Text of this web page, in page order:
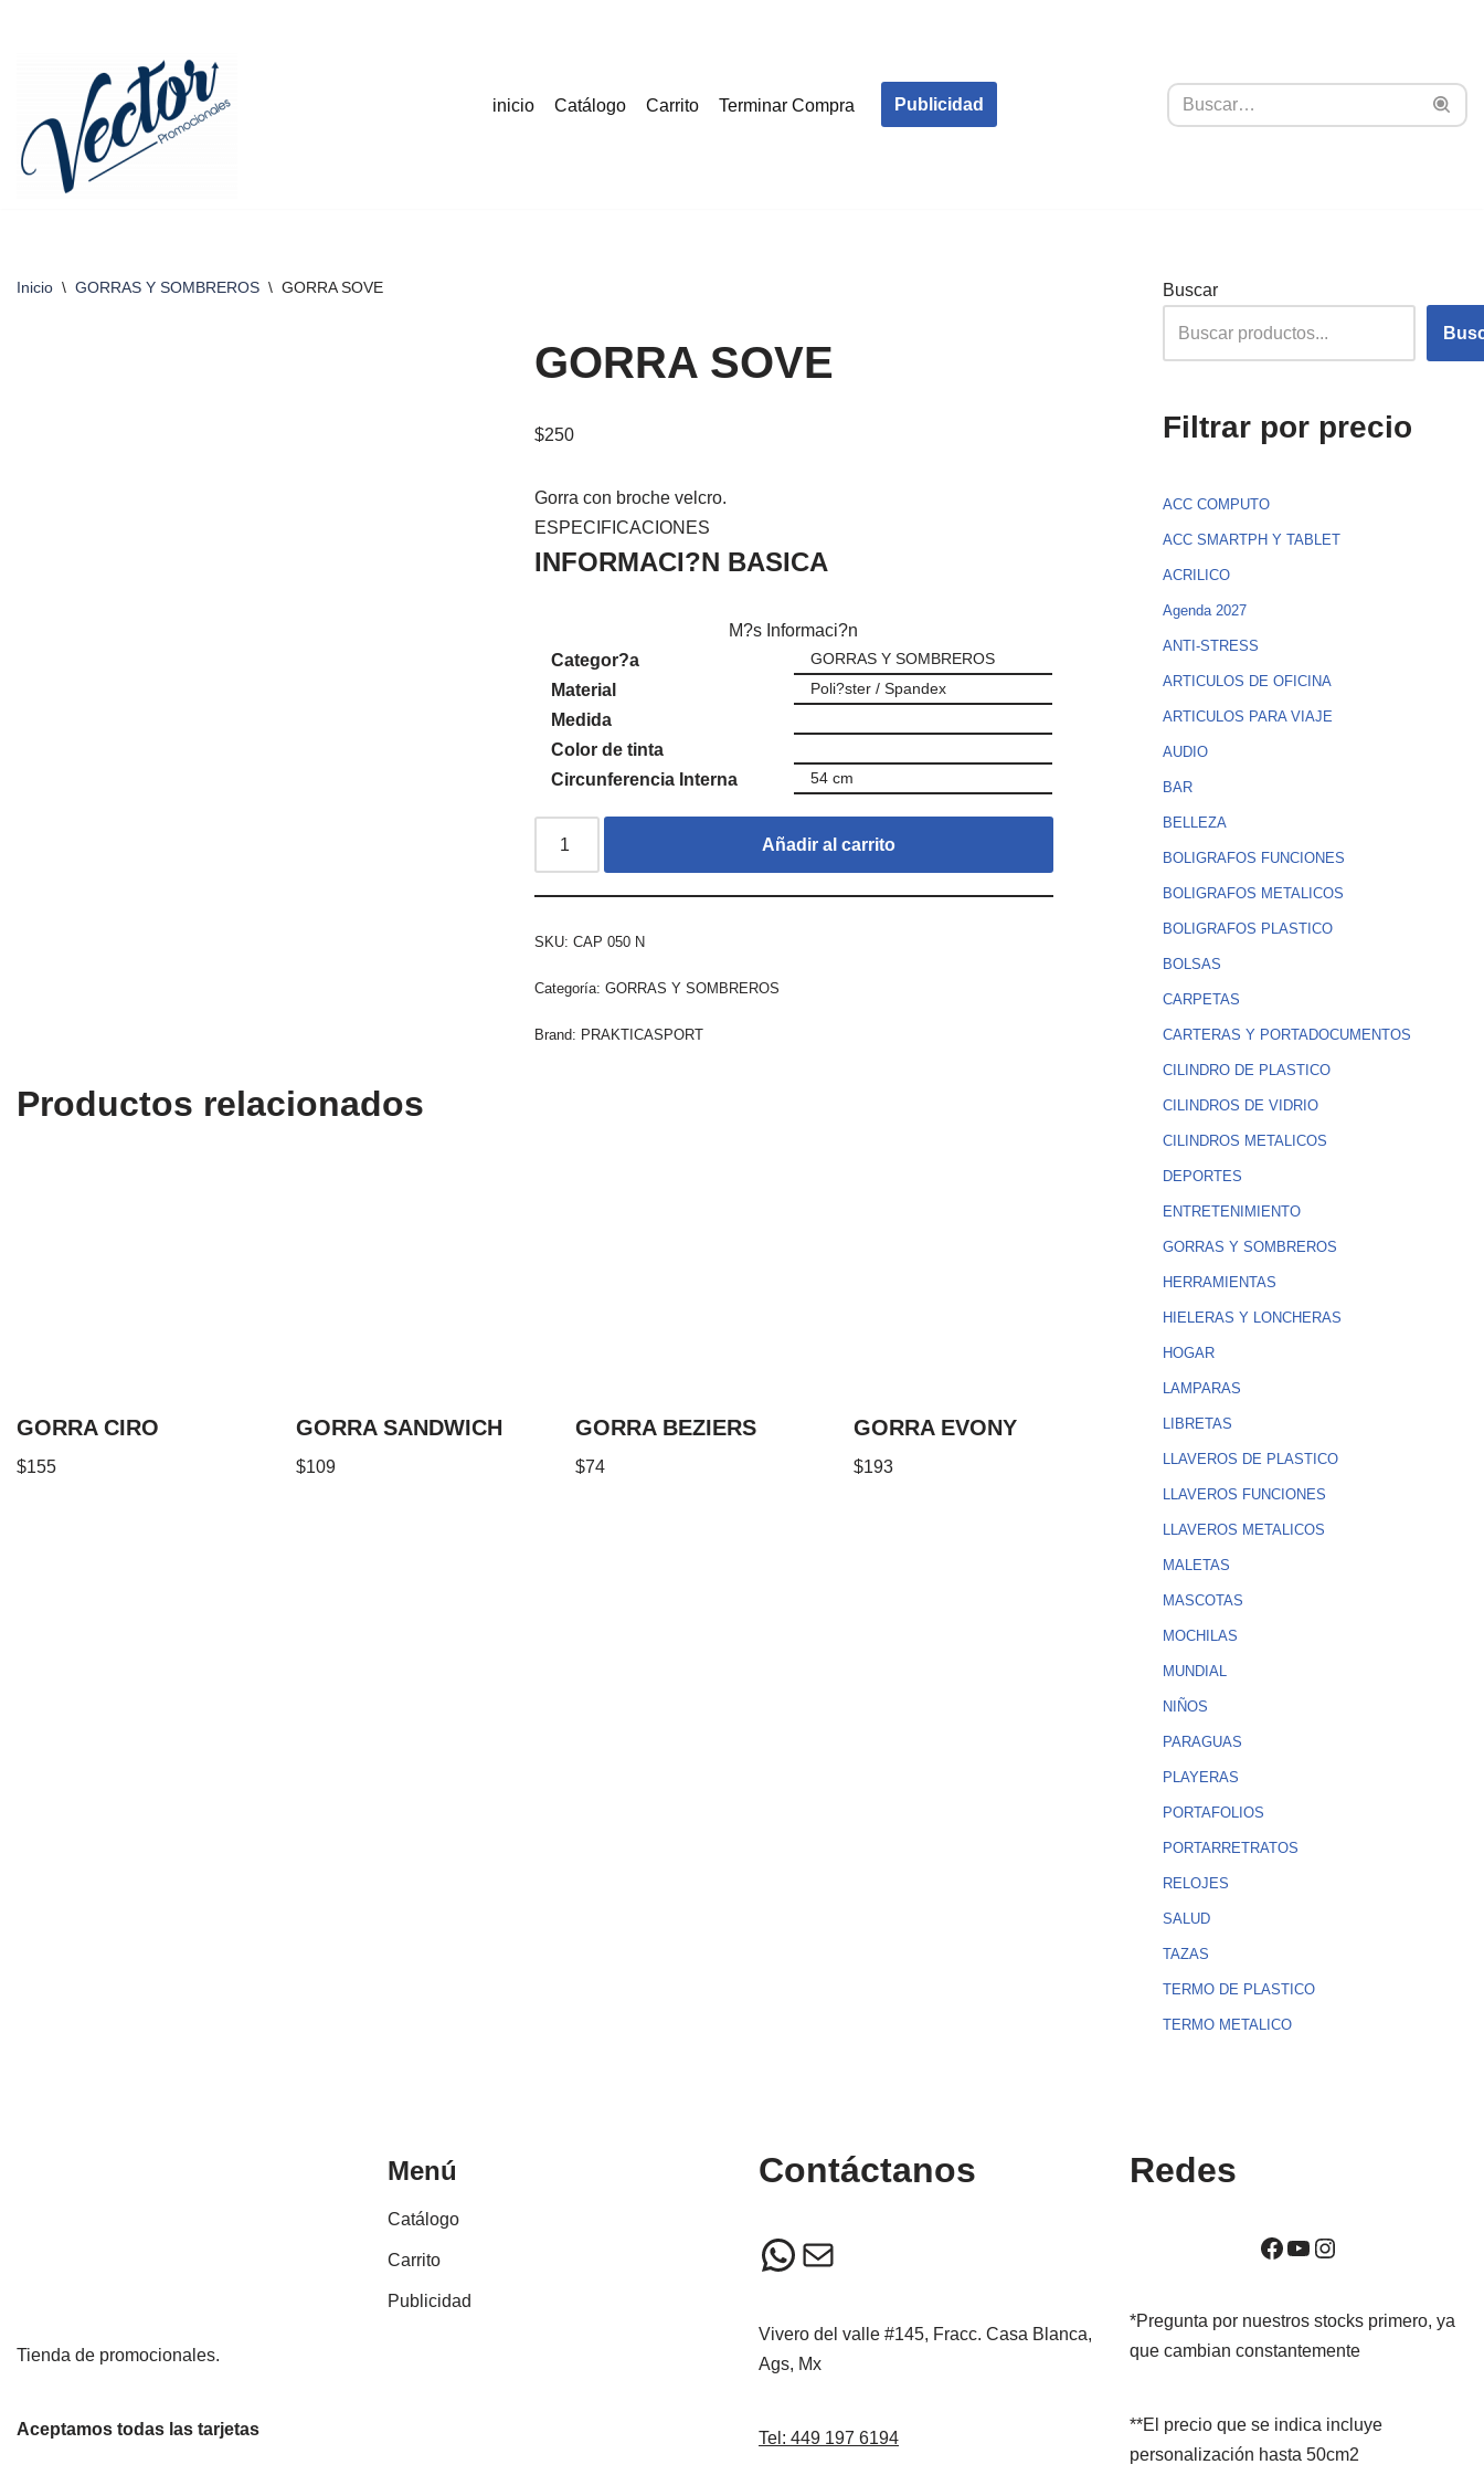
contenido
inicio Catálogo Carrito Terminar Compra Publicidad
Inicio \ GORRAS Y SOMBREROS \ GORRA SOVE
GORRA SOVE
$250
Gorra con broche velcro.
ESPECIFICACIONES
INFORMACI?N BASICA
M?s Informaci?n
Categor?a
GORRAS Y SOMBREROS
Material Poli?ster / Spandex
Medida
Color de tinta
Circunferencia Interna
54 cm
Añadir al carrito
SKU:CAP 050 N
Categoría:GORRAS Y SOMBREROS
Brand: PRAKTICASPORT
Productos relacionados
GORRA CIRO
$155
GORRA SANDWICH
$109
GORRA BEZIERS
$74
GORRA EVONY
$193
Buscar
Filtrar por precio
ACC COMPUTO
ACC SMARTPH Y TABLET
ACRILICO
Agenda 2027
ANTI-STRESS
ARTICULOS DE OFICINA
ARTICULOS PARA VIAJE
AUDIO
BAR
BELLEZA
BOLIGRAFOS FUNCIONES
BOLIGRAFOS METALICOS
BOLIGRAFOS PLASTICO
BOLSAS
CARPETAS
CARTERAS Y PORTADOCUMENTOS
CILINDRO DE PLASTICO
CILINDROS DE VIDRIO
CILINDROS METALICOS
DEPORTES
ENTRETENIMIENTO
GORRAS Y SOMBREROS
HERRAMIENTAS
HIELERAS Y LONCHERAS
HOGAR
LAMPARAS
LIBRETAS
LLAVEROS DE PLASTICO
LLAVEROS FUNCIONES
LLAVEROS METALICOS
MALETAS
MASCOTAS
MOCHILAS
MUNDIAL
NIÑOS
PARAGUAS
PLAYERAS
PORTAFOLIOS
PORTARRETRATOS
RELOJES
SALUD
TAZAS
TERMO DE PLASTICO
TERMO METALICO
Tienda de promocionales.
Aceptamos todas las tarjetas
Menú
Catálogo
Carrito
Publicidad
Contáctanos
Vivero del valle #145, Fracc. Casa Blanca,
Ags, Mx
Tel: 449 197 6194
Redes
*Pregunta por nuestros stocks primero, ya
que cambian constantemente
**El precio que se indica incluye
personalización hasta 50cm2